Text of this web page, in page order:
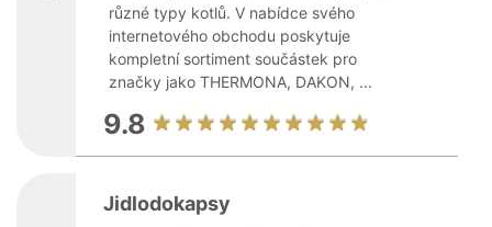
různé typy kotlů. V nabídce svého
internetového obchodu poskytuje
kompletní sortiment součástek pro
značky jako THERMONA, DAKON, ...
9.8
Jidlodokapsy